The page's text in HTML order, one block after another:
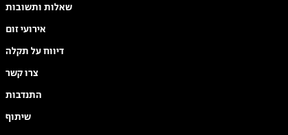
שאלות ותשובות
אירועי זום
דיווח על תקלה
צרו קשר
התנדבות
שיתוף